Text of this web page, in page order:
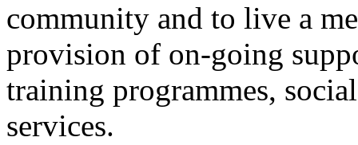
community and to live a
provision of on-going
training programmes,
services.